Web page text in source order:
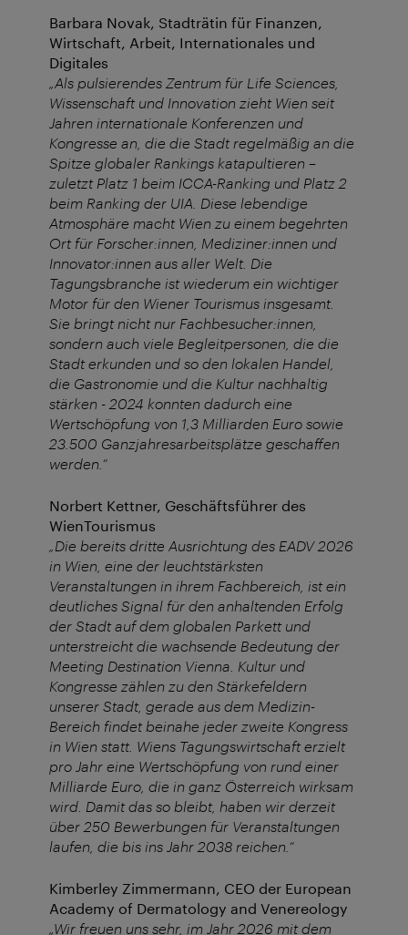
Barbara Novak, Stadträtin für Finanzen,
Wirtschaft, Arbeit, Internationales und
Digitales
„Als pulsierendes Zentrum für Life Sciences,
Wissenschaft und Innovation zieht Wien seit
Jahren internationale Konferenzen und
Kongresse an, die die Stadt regelmäßig an die
Spitze globaler Rankings katapultieren –
zuletzt Platz 1 beim ICCA-Ranking und Platz 2
beim Ranking der UIA. Diese lebendige
Atmosphäre macht Wien zu einem begehrten
Ort für Forscher:innen, Mediziner:innen und
Innovator:innen aus aller Welt. Die
Tagungsbranche ist wiederum ein wichtiger
Motor für den Wiener Tourismus insgesamt.
Sie bringt nicht nur Fachbesucher:innen,
sondern auch viele Begleitpersonen, die die
Stadt erkunden und so den lokalen Handel,
die Gastronomie und die Kultur nachhaltig
stärken - 2024 konnten dadurch eine
Wertschöpfung von 1,3 Milliarden Euro sowie
23.500 Ganzjahresarbeitsplätze geschaffen
werden.“
Norbert Kettner, Geschäftsführer des
WienTourismus
„Die bereits dritte Ausrichtung des EADV 2026
in Wien, eine der leuchtstärksten
Veranstaltungen in ihrem Fachbereich, ist ein
deutliches Signal für den anhaltenden Erfolg
der Stadt auf dem globalen Parkett und
unterstreicht die wachsende Bedeutung der
Meeting Destination Vienna. Kultur und
Kongresse zählen zu den Stärkefeldern
unserer Stadt, gerade aus dem Medizin-
Bereich findet beinahe jeder zweite Kongress
in Wien statt. Wiens Tagungswirtschaft erzielt
pro Jahr eine Wertschöpfung von rund einer
Milliarde Euro, die in ganz Österreich wirksam
wird. Damit das so bleibt, haben wir derzeit
über 250 Bewerbungen für Veranstaltungen
laufen, die bis ins Jahr 2038 reichen.“
Kimberley Zimmermann, CEO der European
Academy of Dermatology and Venereology
„Wir freuen uns sehr, im Jahr 2026 mit dem